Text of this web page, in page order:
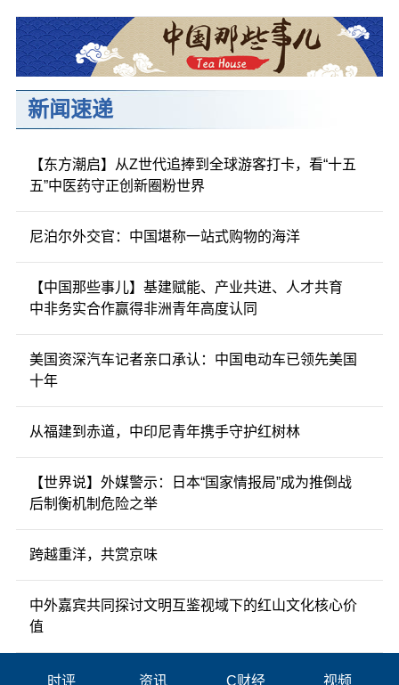
新闻速递
【东方潮启】从Z世代追捧到全球游客打卡，看“十五
五”中医药守正创新圈粉世界
尼泊尔外交官：中国堪称一站式购物的海洋
【中国那些事儿】基建赋能、产业共进、人才共育
中非务实合作赢得非洲青年高度认同
美国资深汽车记者亲口承认：中国电动车已领先美国
十年
从福建到赤道，中印尼青年携手守护红树林
【世界说】外媒警示：日本“国家情报局”成为推倒战
后制衡机制危险之举
跨越重洋，共赏京味
中外嘉宾共同探讨文明互鉴视域下的红山文化核心价
值
时评 资讯 C财经 视频